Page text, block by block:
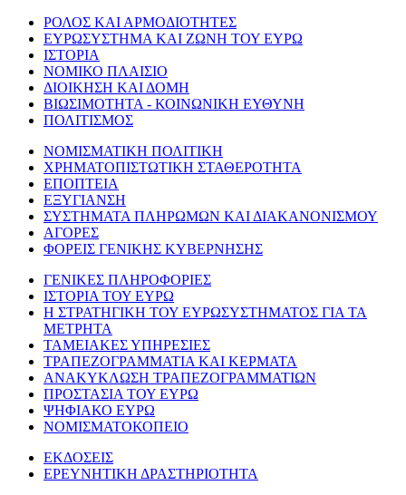
ΡΟΛΟΣ ΚΑΙ ΑΡΜΟΔΙΟΤΗΤΕΣ
ΕΥΡΩΣΥΣΤΗΜΑ ΚΑΙ ΖΩΝΗ ΤΟΥ ΕΥΡΩ
ΙΣΤΟΡΙΑ
ΝΟΜΙΚΟ ΠΛΑΙΣΙΟ
ΔΙΟΙΚΗΣΗ ΚΑΙ ΔΟΜΗ
ΒΙΩΣΙΜΟΤΗΤΑ - ΚΟΙΝΩΝΙΚΗ ΕΥΘΥΝΗ
ΠΟΛΙΤΙΣΜΟΣ
ΝΟΜΙΣΜΑΤΙΚΗ ΠΟΛΙΤΙΚΗ
ΧΡΗΜΑΤΟΠΙΣΤΩΤΙΚΗ ΣΤΑΘΕΡΟΤΗΤΑ
ΕΠΟΠΤΕΙΑ
ΕΞΥΓΙΑΝΣΗ
ΣΥΣΤΗΜΑΤΑ ΠΛΗΡΩΜΩΝ ΚΑΙ ΔΙΑΚΑΝΟΝΙΣΜΟΥ
ΑΓΟΡΕΣ
ΦΟΡΕΙΣ ΓΕΝΙΚΗΣ ΚΥΒΕΡΝΗΣΗΣ
ΓΕΝΙΚΕΣ ΠΛΗΡΟΦΟΡΙΕΣ
ΙΣΤΟΡΙΑ ΤΟΥ ΕΥΡΩ
Η ΣΤΡΑΤΗΓΙΚΗ ΤΟΥ ΕΥΡΩΣΥΣΤΗΜΑΤΟΣ ΓΙΑ ΤΑ
ΜΕΤΡΗΤΑ
ΤΑΜΕΙΑΚΕΣ ΥΠΗΡΕΣΙΕΣ
ΤΡΑΠΕΖΟΓΡΑΜΜΑΤΙΑ ΚΑΙ ΚΕΡΜΑΤΑ
ΑΝΑΚΥΚΛΩΣΗ ΤΡΑΠΕΖΟΓΡΑΜΜΑΤΙΩΝ
ΠΡΟΣΤΑΣΙΑ ΤΟΥ ΕΥΡΩ
ΨΗΦΙΑΚΟ ΕΥΡΩ
ΝΟΜΙΣΜΑΤΟΚΟΠΕΙΟ
ΕΚΔΟΣΕΙΣ
ΕΡΕΥΝΗΤΙΚΗ ΔΡΑΣΤΗΡΙΟΤΗΤΑ